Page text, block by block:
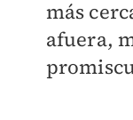
más
afuera,